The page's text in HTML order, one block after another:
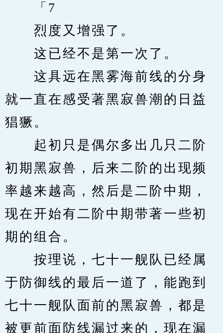
「7
烈度又增强了。
这已经不是第一次了。
这具远在黑雾海前线的分身
就一直在感受著黑寂兽潮的日益
猖獗。
起初只是偶尔多出几只二阶
初期黑寂兽，后来二阶的出现频
率越来越高，然后是二阶中期，
现在开始有二阶中期带著一些初
期的组合。
按理说，七十一舰队已经属
于防御线的最后一道了，能跑到
七十一舰队面前的黑寂兽，都是
被更前面防线漏过来的，现在漏